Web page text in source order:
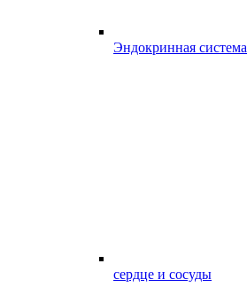
Эндокринная система
сердце и сосуды